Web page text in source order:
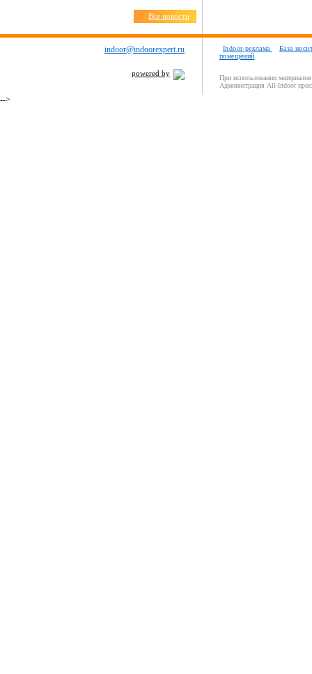
Все новости
indoor@indoorexpert.ru
powered by
Indoor-реклама
База
помещений
При использовании
Администрация All-Indoor
-->